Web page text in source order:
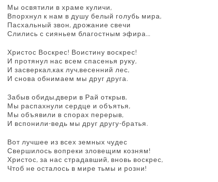
Мы освятили в храме куличи,
Впорхнул к нам в душу белый голубь мира,
Пасхальный звон, дрожание свечи
Слились с сияньем благостным эфира…
Христос Воскрес! Воистину воскрес!
И протянул нас всем спасенья руку,
И засверкал,как луч,весенний лес,
И снова обнимаем мы друг друга.
Забыв обиды,двери в Рай открыв,
Мы распахнули сердце и объятья,
Мы объявили в спорах перерыв,
И вспонили-ведь мы друг другу-братья.
Вот лучшее из всех земных чудес
Свершилось вопреки зловещим козням!
Христос, за нас страдавший, вновь воскрес,
Чтоб не осталось в мире тьмы и розни!